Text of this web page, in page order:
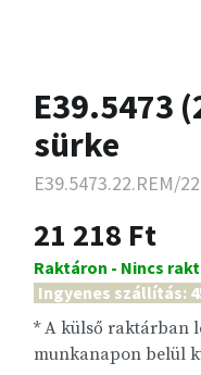
E39.5473
sürke
E39.5473.22.REM/
21 218 Ft
Raktáron - Nincs
Ingyenes szállítás:
* A külső raktárban
munkanapon belül